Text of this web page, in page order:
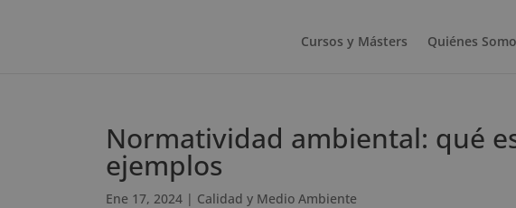
Cursos y Másters Quiénes
Normatividad ambiental: qué
ejemplos
Ene 17, 2024 | Calidad y Medio Ambiente